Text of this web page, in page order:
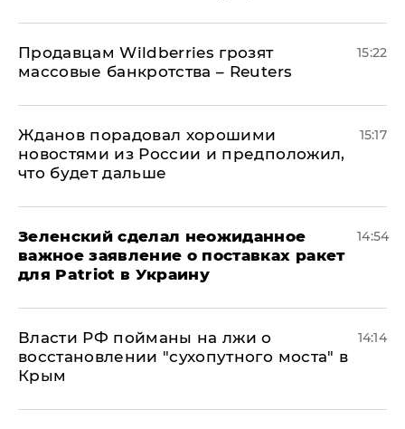
Продавцам Wildberries грозят
массовые банкротства – Reuters
15:22
Жданов порадовал хорошими
новостями из России и предположил,
что будет дальше
15:17
Зеленский сделал неожиданное
важное заявление о поставках ракет
для Patriot в Украину
14:54
Власти РФ пойманы на лжи о
восстановлении "сухопутного моста" в
Крым
14:14